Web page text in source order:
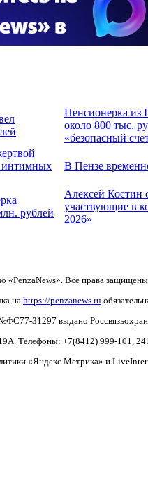
Пенсионерка из
около 800 тыс.
«безопасный
интимных
В Пензе
рублей
Алексей Костин
участвующие в
2026»
«PenzaNews». Все права
на https://penzanews.ru
31297 выдано
Телефоны: +7(8412) 999-101,
«Яндекс.Метрика» и